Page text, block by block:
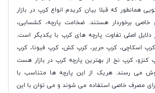
همانطور که قبلا بیان کریدم انواع کرپ در بازار
خاصی برخوردار هستند. ضخامت پارچه، کشسایی،
اصلی تفاوت پارچه های کرپ با یکدیگر است.
کرپ اسکاچی، کرپ حریر، کرپ کش، کرپ فیونا، کرپ
کنزو، کرپ نخ از بهترین پارچه کرپ در بازار هست
می رسند. هریک از این پارچه ها متناسب با
مصرف خاصی استفاده می شوند و می توان با این